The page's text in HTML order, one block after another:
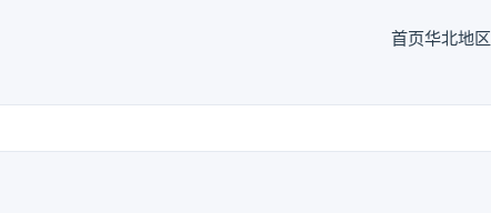
首页华北地区